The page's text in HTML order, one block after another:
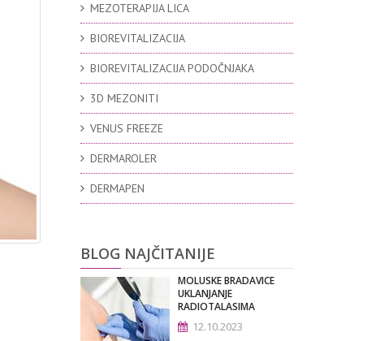
MEZOTERAPIJA LICA
BIOREVITALIZACIJA
BIOREVITALIZACIJA PODOČNJAKA
3D MEZONITI
VENUS FREEZE
DERMAROLER
DERMAPEN
BLOG NAJČITANIJE
MOLUSKE BRADAVICE
UKLANJANJE
RADIOTALASIMA
12.10.2023